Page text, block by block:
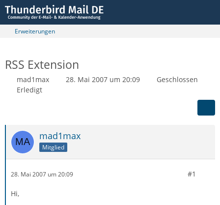
Erweiterungen
RSS Extension
mad1max 28. Mai 2007 um 20:09
Geschlossen
Erledigt
mad1max
Mitglied
28. Mai 2007 um 20:09 #1
Hi,